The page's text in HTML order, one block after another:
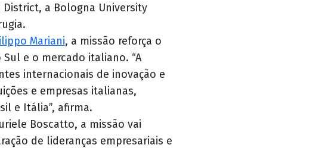
District, a Bologna University
Mariani, a missão reforça o
e o mercado italiano. “A
internacionais de inovação e
e empresas italianas,
e Itália”, afirma.
Boscatto, a missão vai
de lideranças empresariais e